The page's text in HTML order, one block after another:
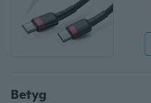
Betyg